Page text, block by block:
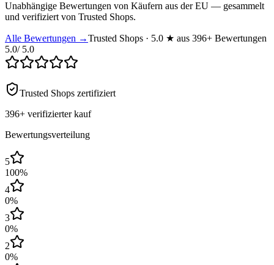
Unabhängige Bewertungen von Käufern aus der EU — gesammelt
und verifiziert von Trusted Shops.
Alle Bewertungen →Trusted Shops · 5.0 ★ aus 396+ Bewertungen
5.0/ 5.0
Trusted Shops zertifiziert
396+ verifizierter kauf
Bewertungsverteilung
5
100%
4
0%
3
0%
2
0%